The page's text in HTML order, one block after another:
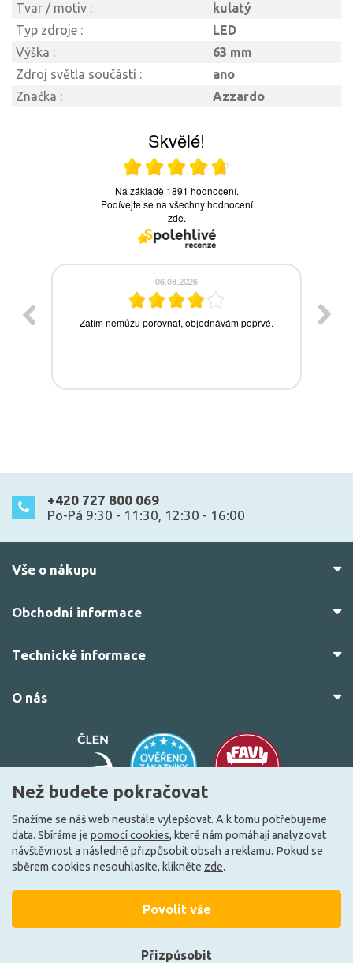
Tvar / motiv :
kulatý
Typ zdroje :
LED
Výška :
63 mm
Zdroj světla součástí :
ano
Značka :
Azzardo
+420 727 800 069
Po-Pá 9:30 - 11:30, 12:30 - 16:00
Vše o nákupu
Obchodní informace
Technické informace
O nás
© 2010–2026 Všechna práva vyhrazena. žárovky.cz
VytvořiloFEO.cz
Než budete pokračovat
Snažíme se náš web neustále vylepšovat. A k tomu potřebujeme
data. Sbíráme je pomocí cookies, které nám pomáhají analyzovat
návštěvnost a následně přizpůsobit obsah a reklamu. Pokud se
sběrem cookies nesouhlasíte, klikněte zde.
Přizpůsobit
Povolit vše